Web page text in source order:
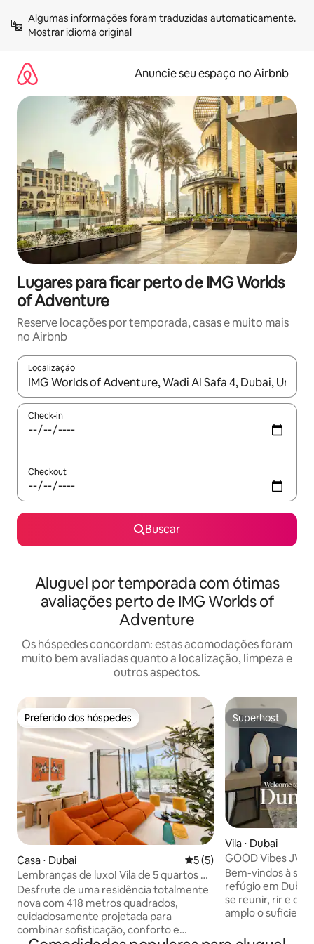
para
Mostrar idioma original
Anuncie seu espaço no Airbnb
Lugares para ficar perto de IMG Worlds
of Adventure
Reserve locações por temporada, casas e muito mais
no Airbnb
Localização
Quando os resultados estiverem disponíveis, explore-os
Check-in
Checkout
Buscar
Aluguel por temporada com ótimas
avaliações perto de IMG Worlds of
Adventure
Os hóspedes concordam: estas acomodações foram
muito bem avaliadas quanto a localização, limpeza e
outros aspectos.
Preferido dos hóspedes
Preferido dos hóspedes
Casa ⋅ Dubai 5 de uma avaliação média
5 (5)
Lembranças de luxo! Vila de 5 quartos +
piscina + jacuzzi + elevador + academia
Desfrute de uma residência totalmente
nova com 418 metros quadrados,
cuidadosamente projetada para
combinar sofisticação, conforto e
Superhost
Superhost
Vila ⋅ Dubai
GOOD Vibes
famílias e amigos!
Bem-vindos à sua
refúgio em
se reunir, rir e
amplo o
se sentir em